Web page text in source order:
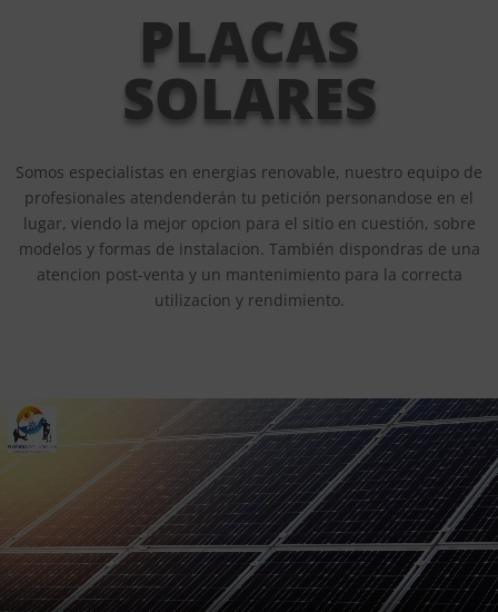
PLACAS
SOLARES
Somos especialistas en energias renovable, nuestro equipo de
profesionales atendenderán tu petición personandose en el
lugar, viendo la mejor opcion para el sitio en cuestión, sobre
modelos y formas de instalacion. También dispondras de una
atencion post-venta y un mantenimiento para la correcta
utilizacion y rendimiento.